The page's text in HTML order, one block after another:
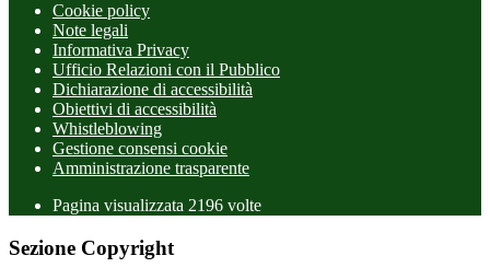
Cookie policy
Note legali
Informativa Privacy
Ufficio Relazioni con il Pubblico
Dichiarazione di accessibilità
Obiettivi di accessibilità
Whistleblowing
Gestione consensi cookie
Amministrazione trasparente
Pagina visualizzata 2196 volte
Sezione Copyright